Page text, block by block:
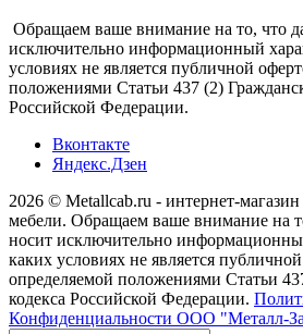
Обращаем ваше внимание на то, что
исключительно информационный
условиях не является публичной
положениями Статьи 437 (2)
Российской Федерации.
Вконтакте
Яндекс.Дзен
2026 © Metallcab.ru - интернет-
мебели. Обращаем ваше внимание на
носит исключительно
каких условиях не является
определяемой положениями Статьи
кодекса Российской Федерации.
Конфиденциальности ООО "Металл-